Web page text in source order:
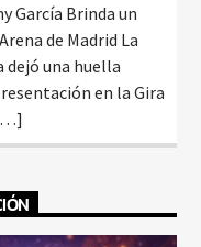
García Brinda un
de Madrid La
una huella
en la Gira